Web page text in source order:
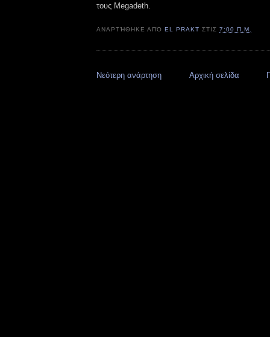
τους Megadeth.
ΑΝΑΡΤΉΘΗΚΕ ΑΠΌEL PRAKT ΣΤΙΣ7:00 Π.Μ.
Νεότερη ανάρτηση Αρχική σελίδα